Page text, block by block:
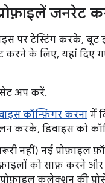
जनरेट
पर टेस्टिंग करके,
करने के लिए, यहां दिए
सेट अप करें.
कॉन्फ़िगर करनामें
करके, डिवाइस को
नहीं) नई प्रोफ़ाइल
को साफ़ करने
कलेक्शन की